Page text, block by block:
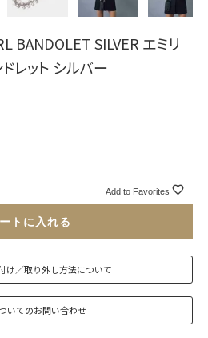
BANDOLET SILVER エミリ
レット シルバー
Add to Favorites
トに入れる
け／取り外し方法について
いてのお問い合わせ